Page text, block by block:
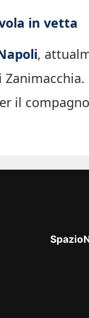
in vetta
,
il